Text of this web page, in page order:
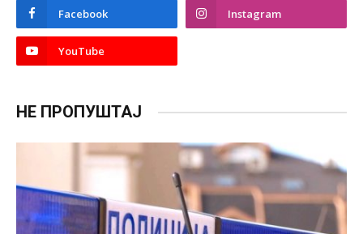
Facebook Instagram
YouTube
НЕ ПРОПУШТАЈ